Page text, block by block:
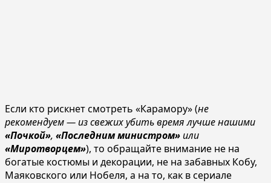
Если кто рискнет смотреть «Карамору» (не
рекомендуем — из свежих убить время лучше нашими
«Почкой», «Последним министром»или
«Миротворцем»), то обращайте внимание не на
богатые костюмы и декорации, не на забавных Кобу,
Маяковского или Нобеля, а на то, как в сериале